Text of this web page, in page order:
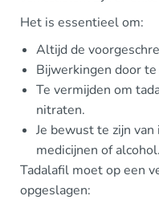
Het is essentieel om:
Altijd de
Bijwerkingen door te
Te vermijden om
nitraten.
Je bewust te zijn
medicijnen of alcohol.
Tadalafil moet op een
opgeslagen: